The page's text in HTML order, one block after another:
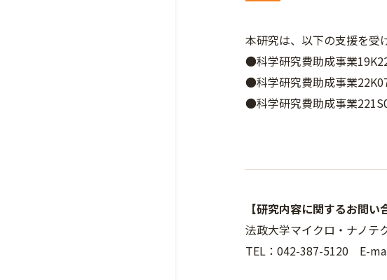
本研究は、以下の支援を受
●科学研究費助成事業
●科学研究費助成事業
●科学研究費助成事業
【研究内容に関するお問い
法政大学マイクロ・ナノテ
TEL：042-387-5120 E-